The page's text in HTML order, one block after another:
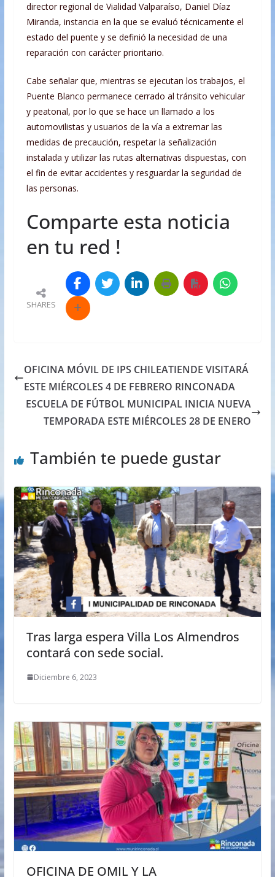
director regional de Vialidad Valparaíso, Daniel Díaz
Miranda, instancia en la que se evaluó técnicamente el
estado del puente y se definió la necesidad de una
reparación con carácter prioritario.
Cabe señalar que, mientras se ejecutan los trabajos, el
Puente Blanco permanece cerrado al tránsito vehicular
y peatonal, por lo que se hace un llamado a los
automovilistas y usuarios de la vía a extremar las
medidas de precaución, respetar la señalización
instalada y utilizar las rutas alternativas dispuestas, con
el fin de evitar accidentes y resguardar la seguridad de
las personas.
Comparte esta noticia
en tu red !
SHARES
OFICINA MÓVIL DE IPS CHILEATIENDE VISITARÁ
ESTE MIÉRCOLES 4 DE FEBRERO RINCONADA
ESCUELA DE FÚTBOL MUNICIPAL INICIA NUEVA
TEMPORADA ESTE MIÉRCOLES 28 DE ENERO
También te puede gustar
Tras larga espera Villa Los Almendros
contará con sede social.
Diciembre 6, 2023
OFICINA DE OMIL Y LA